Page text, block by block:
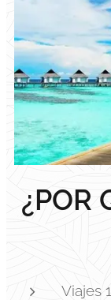
¿POR
Viajes